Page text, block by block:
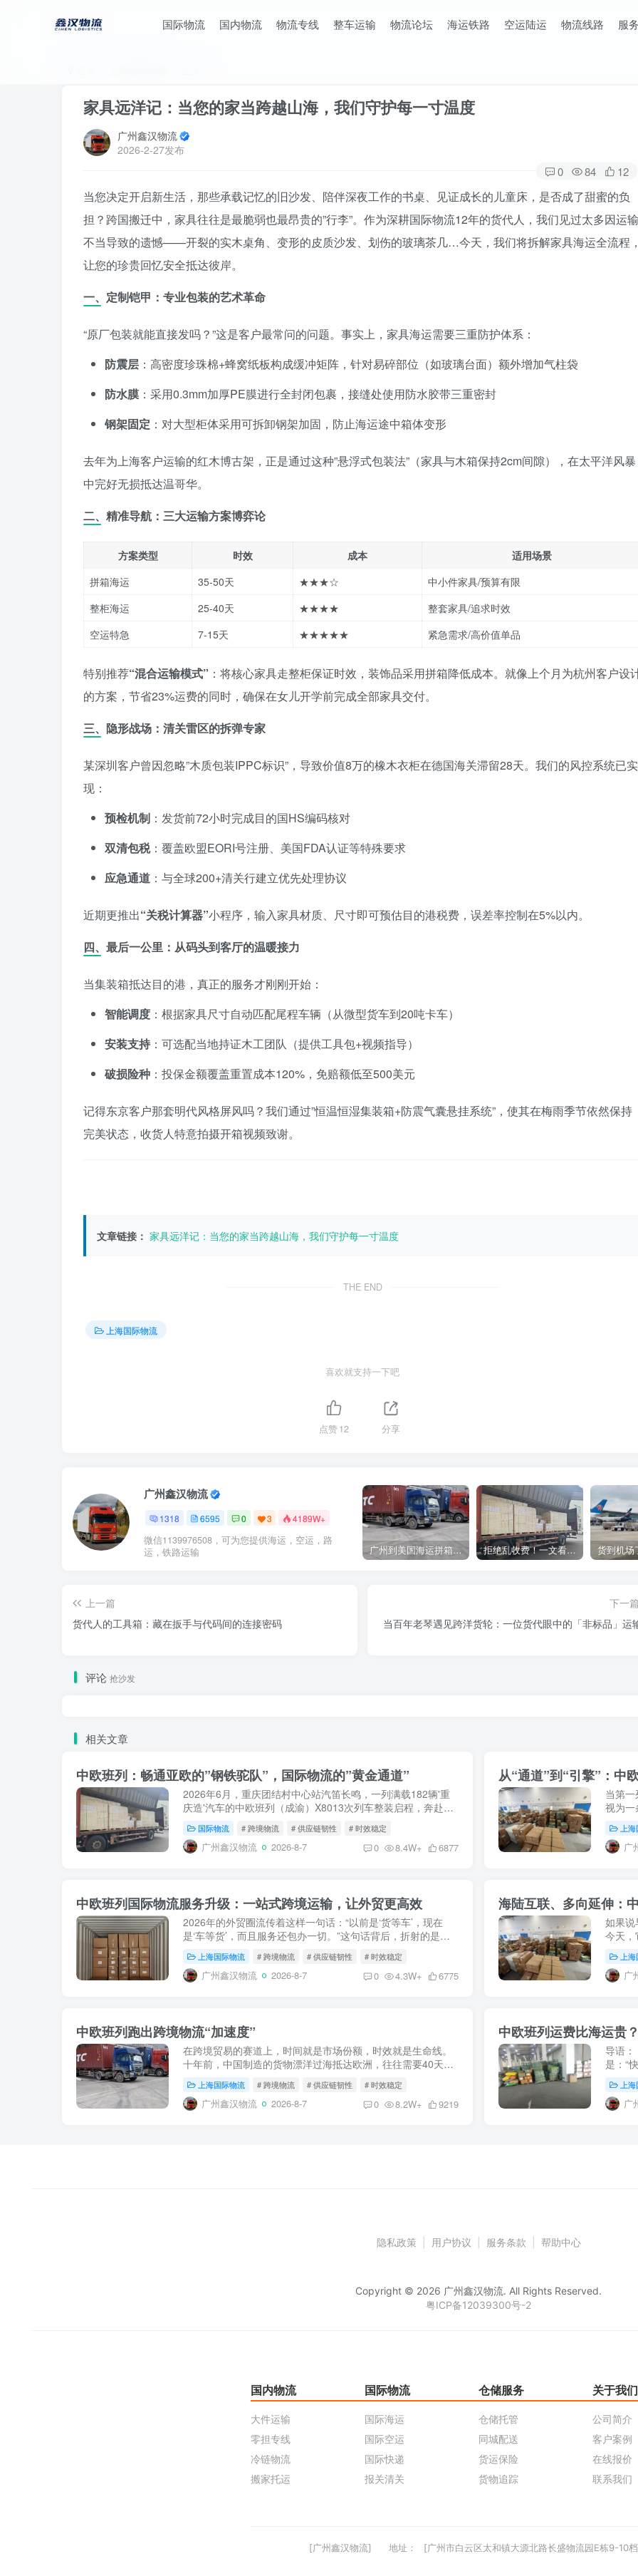
国际物流 国内物流 物流专线 整车运输 物流论坛 海运铁路 空运陆运 物流线路 服
家具远洋记：当您的家当跨越山海，我们守护每一寸温度
广州鑫汉物流
2026-2-27发布
0 84 12
当您决定开启新生活，那些承载记忆的旧沙发、陪伴深夜工作的书桌、见证成长的儿童床，是否成了甜蜜的负
担？跨国搬迁中，家具往往是最脆弱也最昂贵的”行李”。作为深耕国际物流12年的货代人，我们见过太多因运输
不当导致的遗憾——开裂的实木桌角、变形的皮质沙发、划伤的玻璃茶几…今天，我们将拆解家具海运全流程
让您的珍贵回忆安全抵达彼岸。
一、定制铠甲：专业包装的艺术革命
“原厂包装就能直接发吗？”这是客户最常问的问题。事实上，家具海运需要三重防护体系：
防震层 ：高密度珍珠棉+蜂窝纸板构成缓冲矩阵，针对易碎部位（如玻璃台面）额外增加气柱袋
防水膜 ：采用0.3mm加厚PE膜进行全封闭包裹，接缝处使用防水胶带三重密封
钢架固定 ：对大型柜体采用可拆卸钢架加固，防止海运途中箱体变形
去年为上海客户运输的红木博古架，正是通过这种”悬浮式包装法”（家具与木箱保持2cm间隙），在太平洋风暴
中完好无损抵达温哥华。
二、精准导航：三大运输方案博弈论
方案类型 时效 成本
适用场景
拼箱海运
35-50天 ★★★☆
中小件家具/预算有限
整柜海运
25-40天 ★★★★
整套家具/追求时效
空运特急
7-15天 ★★★★★ 紧急需求/高价值单品
特别推荐“混合运输模式” ：将核心家具走整柜保证时效，装饰品采用拼箱降低成本。就像上个月为杭州客户设
的方案，节省23%运费的同时，确保在女儿开学前完成全部家具交付。
三、隐形战场：清关雷区的拆弹专家
某深圳客户曾因忽略”木质包装IPPC标识”，导致价值8万的橡木衣柜在德国海关滞留28天。我们的风控系统已实
现：
预检机制 ：发货前72小时完成目的国HS编码核对
双清包税：覆盖欧盟EORI号注册、美国FDA认证等特殊要求
应急通道 ：与全球200+清关行建立优先处理协议
近期更推出“关税计算器”小程序，输入家具材质、尺寸即可预估目的港税费，误差率控制在5%以内。
四、最后一公里：从码头到客厅的温暖接力
当集装箱抵达目的港，真正的服务才刚刚开始：
智能调度 ：根据家具尺寸自动匹配尾程车辆（从微型货车到20吨卡车）
安装支持 ：可选配当地持证木工团队（提供工具包+视频指导）
破损险种 ：投保金额覆盖重置成本120%，免赔额低至500美元
记得东京客户那套明代风格屏风吗？我们通过”恒温恒湿集装箱+防震气囊悬挂系统”，使其在梅雨季节依然保持
完美状态，收货人特意拍摄开箱视频致谢。
文章链接： 家具远洋记：当您的家当跨越山海，我们守护每一寸温度
THE END
上海国际物流
喜欢就支持一下吧
点赞12 分享
广州鑫汉物流
1318 6595 0 3 4189W+
微信1139976508，可为您提供海运，空运，路
运，铁路运输
广州到美国海运拼箱多少钱？2024年最新运费构成+隐藏费用避坑指南 拒绝乱收费！一文看懂中国货代计费套路，教你避开所有隐形坑
上一篇
货代人的工具箱：藏在扳手与代码间的连接密码
下一
当百年老琴遇见跨洋货轮：一位货代眼中的「非标品」运
评论 抢沙发
相关文章
中欧班列：畅通亚欧的”钢铁驼队”，国际物流的”黄金通道”
2026年6月，重庆团结村中心站汽笛长鸣，一列满载182辆'重
庆造'汽车的中欧班列（成渝）X8013次列车整装启程，奔赴俄
从郑州圃田站驶向德国...
国际物流 # 跨境物流 # 供应链韧性 # 时效稳定
广州鑫汉物流 2026-8-7 0 8.4W+ 6877
从“通道”到“引擎”：中
当第
视为一
动国
上
广
中欧班列国际物流服务升级：一站式跨境运输，让外贸更高效
2026年的外贸圈流传着这样一句话：“以前是‘货等车’，现在
是‘车等货’，而且服务还包办一切。”这句话背后，折射的是中
性跨越...
上海国际物流 # 跨境物流 # 供应链韧性 # 时效稳定
广州鑫汉物流 2026-8-7 0 4.3W+ 6775
海陆互联、多向延伸：
如果
今天，
瀚的
上
广
中欧班列跑出跨境物流“加速度”
在跨境贸易的赛道上，时间就是市场份额，时效就是生命线。
十年前，中国制造的货物漂洋过海抵达欧洲，往往需要40天甚
至更久；如今，随着中欧班列“加速度”的持续释放，这一周期
已被稳定压缩至12...
上海国际物流 # 跨境物流 # 供应链韧性 # 时效稳定
广州鑫汉物流 2026-8-7 0 8.2W+ 9219
中欧班列运费比海运贵
导语
是：“
海运
等于“
上海
广
隐私政策 用户协议 服务条款 帮助中心
Copyright © 2026 广州鑫汉物流. All Rights Reserved.
粤ICP备12039300号-2
国内物流
大件运输
零担专线
冷链物流
搬家托运
国际物流
国际海运
国际空运
国际快递
报关清关
仓储服务
仓储托管
同城配送
货运保险
货物追踪
关于我们
公司简介
客户案例
在线报价
联系我们
[广州鑫汉物流] 地址： [广州市白云区太和镇大源北路长盛物流园E栋9-10